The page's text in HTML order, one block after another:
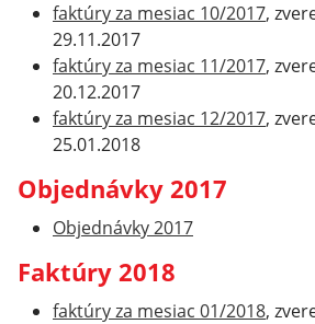
faktúry za mesiac 10/2017,
29.11.2017
faktúry za mesiac 11/2017,
20.12.2017
faktúry za mesiac 12/2017,
25.01.2018
Objednávky 2017
Objednávky 2017
Faktúry 2018
faktúry za mesiac 01/2018,